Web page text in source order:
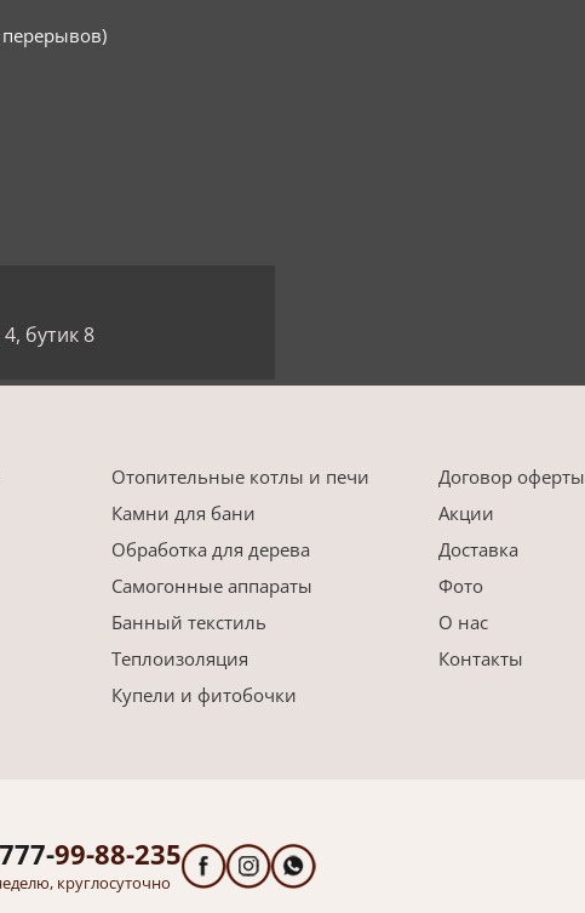
бутик 8
Отопительные котлы и печи
Камни для бани
Обработка для дерева
Самогонные аппараты
Банный текстиль
Теплоизоляция
Купели и фитобочки
Договор оферты
Акции
Доставка
Фото
О нас
Контакты
99-88-235
круглосуточно